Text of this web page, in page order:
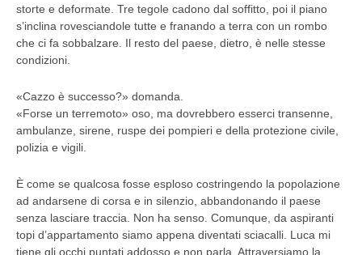
storte e deformate. Tre tegole cadono dal soffitto, poi il piano
s’inclina rovesciandole tutte e franando a terra con un rombo
che ci fa sobbalzare. Il resto del paese, dietro, è nelle stesse
condizioni.
«Cazzo è successo?» domanda.
«Forse un terremoto» oso, ma dovrebbero esserci transenne,
ambulanze, sirene, ruspe dei pompieri e della protezione civile,
polizia e vigili.
È come se qualcosa fosse esploso costringendo la popolazione
ad andarsene di corsa e in silenzio, abbandonando il paese
senza lasciare traccia. Non ha senso. Comunque, da aspiranti
topi d’appartamento siamo appena diventati sciacalli. Luca mi
tiene gli occhi puntati addosso e non parla. Attraversiamo la